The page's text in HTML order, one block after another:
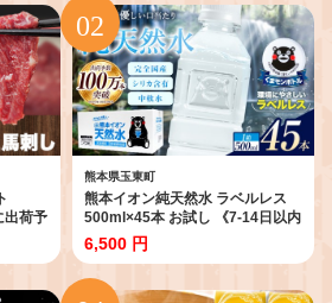
出荷予
郡 玉
料 肉
シー
熊本県玉東町
熊本イオン純天然水 ラベルレス
500ml×45本 お試し 《7-14日以内
に出荷予定(土日祝除く)》 水 飲料
水 ナチュラルミネラルウォーター
熊本県 玉名郡 玉東町 完全国産 天
然水
6,500 円